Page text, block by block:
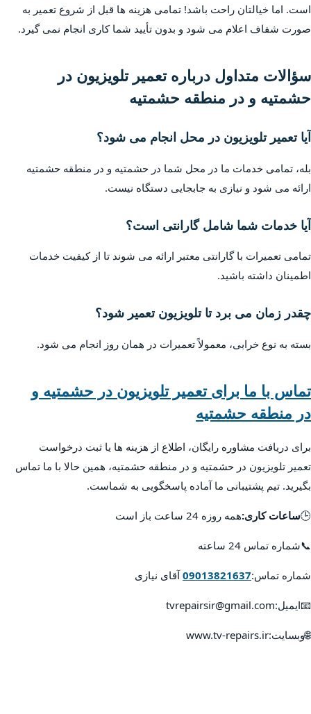
است. اما خیالتان راحت باشد! تمامی هزینه ها قبل از شروع تعمیر به
صورت شفاف اعلام می شود و بدون تأیید شما کاری انجام نمی گیرد.
سؤالات متداول درباره تعمیر تلویزیون در
حشمتیه و در منطقه حشمتیه
آیا تعمیر تلویزیون در محل انجام می شود؟
بله، تمامی خدمات ما در محل شما در حشمتیه و در منطقه حشمتیه
ارائه می شود و نیازی به جابجایی دستگاه نیست.
آیا خدمات شما شامل گارانتی است؟
تمامی تعمیرات با گارانتی معتبر ارائه می شوند تا از کیفیت خدمات
اطمینان داشته باشید.
چقدر زمان می برد تا تلویزیون تعمیر شود؟
بسته به نوع خرابی، معمولاً تعمیرات در همان روز انجام می شود.
تماس با ما برای تعمیر تلویزیون در حشمتیه و
در منطقه حشمتیه
برای دریافت مشاوره رایگان، اطلاع از هزینه ها یا ثبت درخواست
تعمیر تلویزیون در حشمتیه و در منطقه حشمتیه، همین حالا با ما تماس
بگیرید. تیم پشتیبانی ما آماده پاسخگویی به شماست.
🕒ساعات کاری:همه روزه 24 ساعت باز است
📞شماره تماس 24 ساعته
شماره تماس:09013821637آقای نیازی
📧ایمیل:tvrepairsir@gmail.com
🌐وبسایت:www.tv-repairs.ir